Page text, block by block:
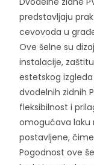
predstavljaju
cevovoda u
Ove šelne su
instalacije,
estetskog
dvodelnih zidnih
fleksibilnost i
omogućava laku
postavljene,
Pogodnost ove